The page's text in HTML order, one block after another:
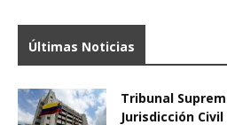
Últimas Noticias
Tribunal
Jurisdicción